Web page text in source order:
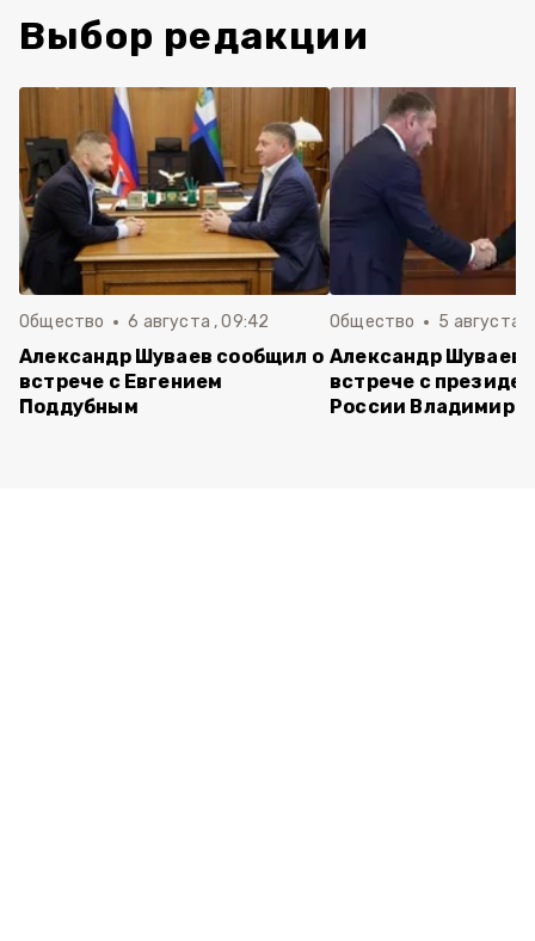
Выбор редакции
Общество 6 августа , 09:42
Александр Шуваев сообщил о
встрече с Евгением
Поддубным
Общество 5 августа ,
Александр Шуваев
встрече с
России